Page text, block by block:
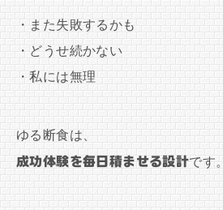
・また失敗するかも
・どうせ続かない
・私には無理
ゆる断食は、
成功体験を毎日積ませる設計です。